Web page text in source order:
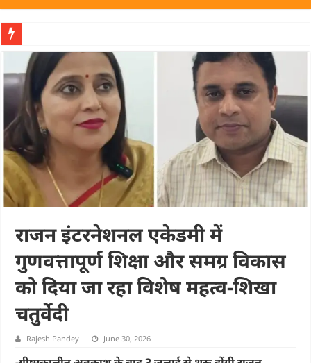
राजन इंटरनेशनल एकेडमी में
गुणवत्तापूर्ण शिक्षा और समग्र विकास
को दिया जा रहा विशेष महत्व-शिखा
चतुर्वेदी
Rajesh Pandey June 30, 2026